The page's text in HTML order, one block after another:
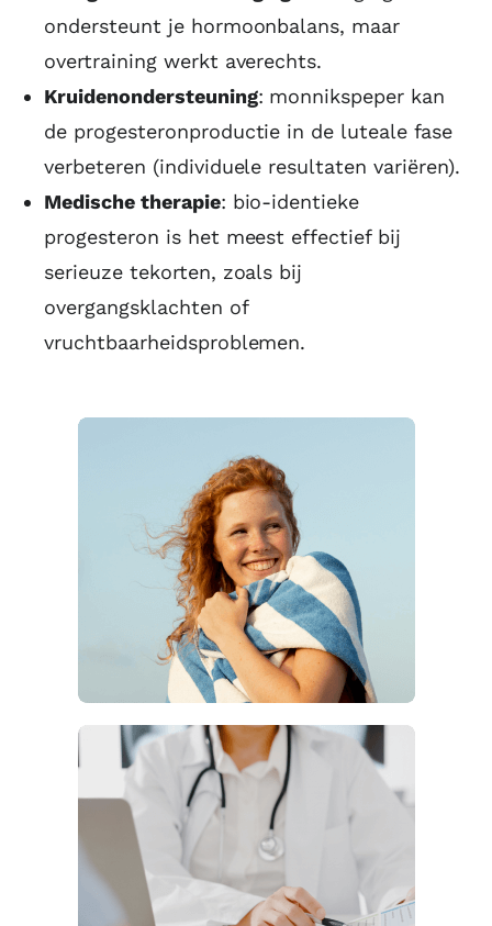
ondersteunt je hormoonbalans, maar
overtraining werkt averechts.
Kruidenondersteuning: monnikspeper kan
de progesteronproductie in de luteale fase
verbeteren (individuele resultaten variëren).
Medische therapie: bio-identieke
progesteron is het meest effectief bij
serieuze tekorten, zoals bij
overgangsklachten of
vruchtbaarheidsproblemen.